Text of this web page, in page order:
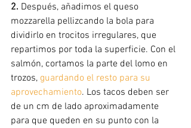
2. Después, añadimos el queso
mozzarella pellizcando la bola para
dividirlo en trocitos irregulares, que
repartimos por toda la superficie. Con el
salmón, cortamos la parte del lomo en
trozos, guardando el resto para su
aprovechamiento. Los tacos deben ser
de un cm de lado aproximadamente
para que queden en su punto con la